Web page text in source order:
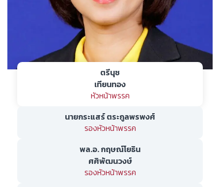
ตรีนุช
เทียนทอง
หัวหน้าพรรค
นายกระแสร์ ตระกูลพรพงศ์
รองหัวหน้าพรรค
พล.อ. กฤษณ์โยธิน
ศศิพัฒนวงษ์
รองหัวหน้าพรรค